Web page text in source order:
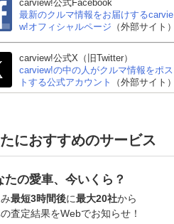
メルセデス・ベンツ Cク
ラス ステーションワゴ
carview!公式Facebook
最新のクルマ情報をお届けするcarvie
w!オフィシャルページ （外部サイト）
carview!公式X（旧Twitter）
carview!の中の人がクルマ情報をポス
トする公式アカウント
（外部サイト）
におすすめのサービス
たの愛車、今いくら？
最短3時間後に最大20社から
査定結果をWebでお知らせ！